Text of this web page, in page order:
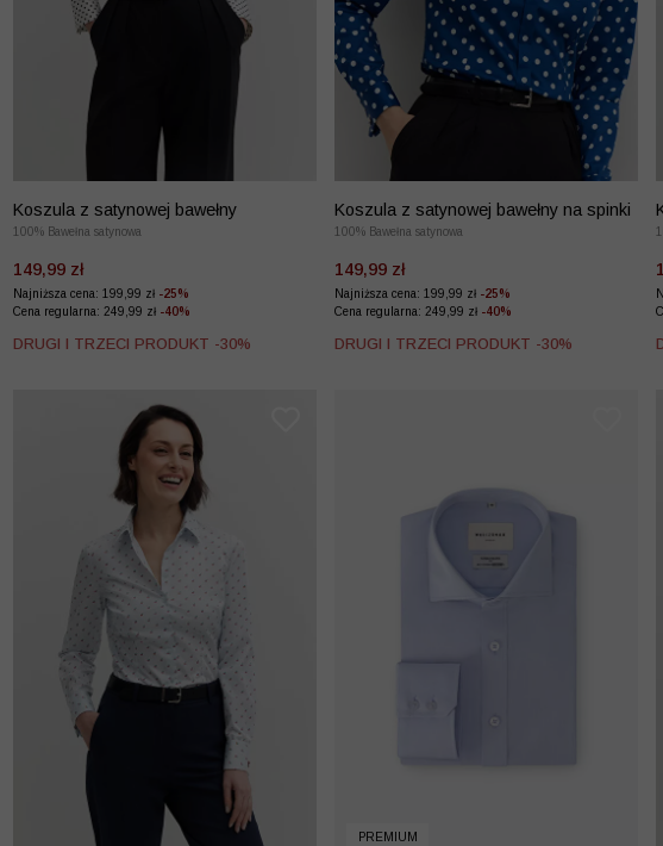
Koszula z satynowej bawełny
100% Bawełna satynowa
149,99 zł
Najniższa cena: 199,99 zł -25%
Cena regularna: 249,99 zł -40%
DRUGI I TRZECI PRODUKT -30%
Koszula z satynowej bawełny na spinki
100% Bawełna satynowa
149,99 zł
Najniższa cena: 199,99 zł -25%
Cena regularna: 249,99 zł -40%
DRUGI I TRZECI PRODUKT -30%
PREMIUM